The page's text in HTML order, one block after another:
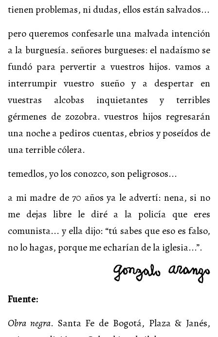
tienen problemas, ni dudas, ellos están salvados...
pero queremos confesarle una malvada intención
a la burguesía. señores burgueses: el nadaísmo se
fundó para pervertir a vuestros hijos. vamos a
interrumpir vuestro sueño y a despertar en
vuestras alcobas inquietantes y terribles
gérmenes de zozobra. vuestros hijos regresarán
una noche a pediros cuentas, ebrios y poseídos de
una terrible cólera.
temedlos, yo los conozco, son peligrosos...
a mi madre de 70 años ya le advertí: nena, si no
me dejas libre le diré a la policía que eres
comunista... y ella dijo: “tú sabes que eso es falso,
no lo hagas, porque me echarían de la iglesia...”.
Fuente:
Obra negra. Santa Fe de Bogotá, Plaza & Janés,